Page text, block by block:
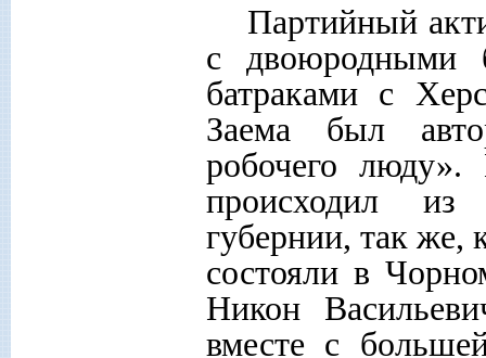
Партийный
с двоюродными
батраками с
Заема был
робочего
происходил из
губернии, так же,
состояли в
Никон
вместе с